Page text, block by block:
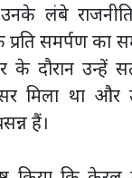
उनके लंबे
समर्पण का
के दौरान उन्हें
मिला था और
हैं।